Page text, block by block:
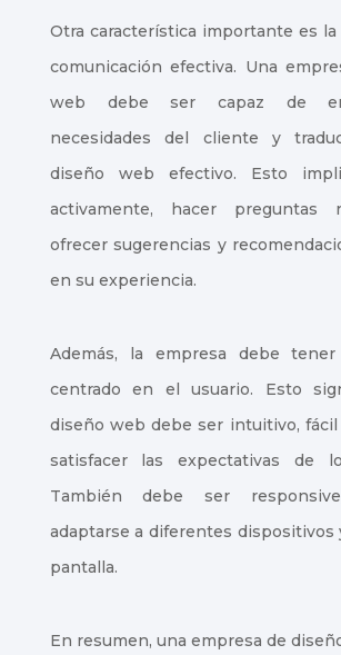
Otra característica importante es la
comunicación efectiva. Una
web debe ser capaz de
necesidades del cliente y
diseño web efectivo. Esto
activamente, hacer preguntas
ofrecer sugerencias y
en su experiencia.
Además, la empresa debe
centrado en el usuario. Esto
diseño web debe ser intuitivo, fácil
satisfacer las expectativas de
También debe ser
adaptarse a diferentes dispositivos
pantalla.
En resumen, una empresa de